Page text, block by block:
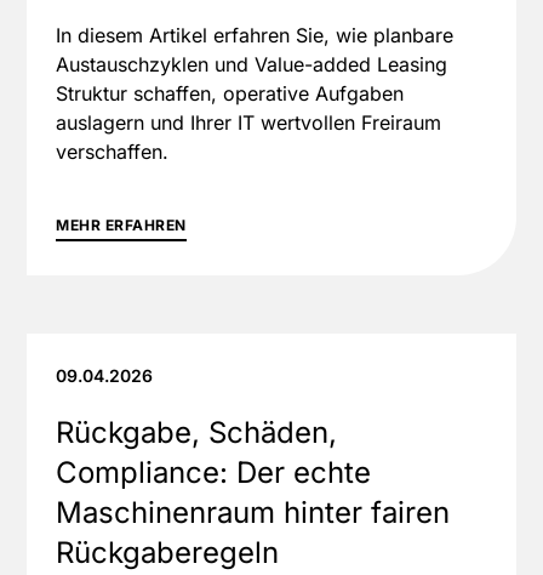
In diesem Artikel erfahren Sie, wie planbare
Austauschzyklen und Value-added Leasing
Struktur schaffen, operative Aufgaben
auslagern und Ihrer IT wertvollen Freiraum
verschaffen.
MEHR ERFAHREN
09.04.2026
Rückgabe, Schäden,
Compliance: Der echte
Maschinenraum hinter fairen
Rückgaberegeln